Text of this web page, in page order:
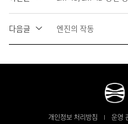
다음글 엔진의 작동
개인정보 처리방침 운영